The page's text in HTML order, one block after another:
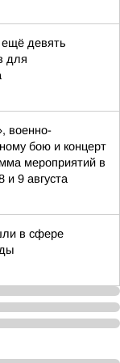
ещё девять
для
военно-
бою и концерт
мероприятий в
и 9 августа
в сфере